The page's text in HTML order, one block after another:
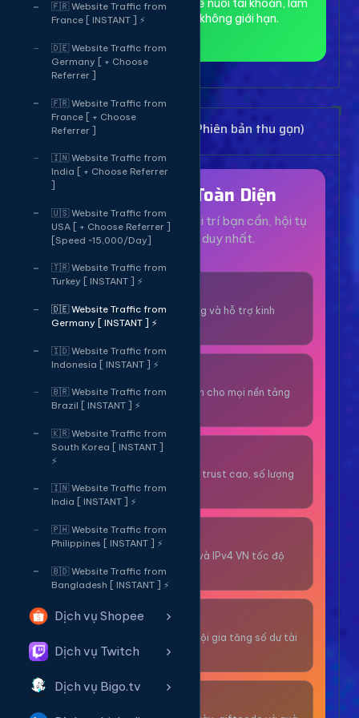
🇫🇷 Website Traffic from
France [ INSTANT ] ⚡
🇩🇪 Website Traffic from
Germany [ + Choose
Referrer ]
🇫🇷 Website Traffic from
France [ + Choose
Referrer ]
🇮🇳 Website Traffic from
India [ + Choose Referrer
🇺🇸 Website Traffic from
USA [ + Choose Referrer ]
[Speed ~15,000/Day]
🇹🇷 Website Traffic from
Turkey [ INSTANT ] ⚡
🇩🇪 Website Traffic from
Germany [ INSTANT ] ⚡
🇮🇩 Website Traffic from
Indonesia [ INSTANT ] ⚡
🇧🇷 Website Traffic from
Brazil [ INSTANT ] ⚡
🇰🇷 Website Traffic from
South Korea [ INSTANT ]
⚡
🇮🇳 Website Traffic from
India [ INSTANT ] ⚡
🇵🇭 Website Traffic from
Philippines [ INSTANT ] ⚡
🇧🇩 Website Traffic from
Bangladesh [ INSTANT ] ⚡
Dịch vụ Shopee
Dịch vụ Twitch
Dịch vụ Bigo.tv
toàn và ẩn danh, phù hợp để nuôi tài khoản, làm
MMO và truy cập web không giới hạn.
Bảng Dịch Vụ Mạng Xã Hội (Phiên bản thu gọn)
Hệ Sinh Thái Toàn Diện
Mọi dịch vụ, tiện ích và giải trí bạn cần, hội tụ
tại một nền tảng duy nhất.
1000+ Dịch Vụ
Công cụ tăng trưởng và hỗ trợ kinh
doanh online.
Thuê OTP SĐT
Nhận code xác minh cho mọi nền tảng
tức thì.
OTP/Mua Gmail
Tài khoản gmail cổ, trust cao, số lượng
lớn.
Thuê Proxy
Proxy dân cư xoay và IPv4 VN tốc độ
cao.
Giải Trí
Thư giãn và có cơ hội gia tăng số dư tài
khoản.